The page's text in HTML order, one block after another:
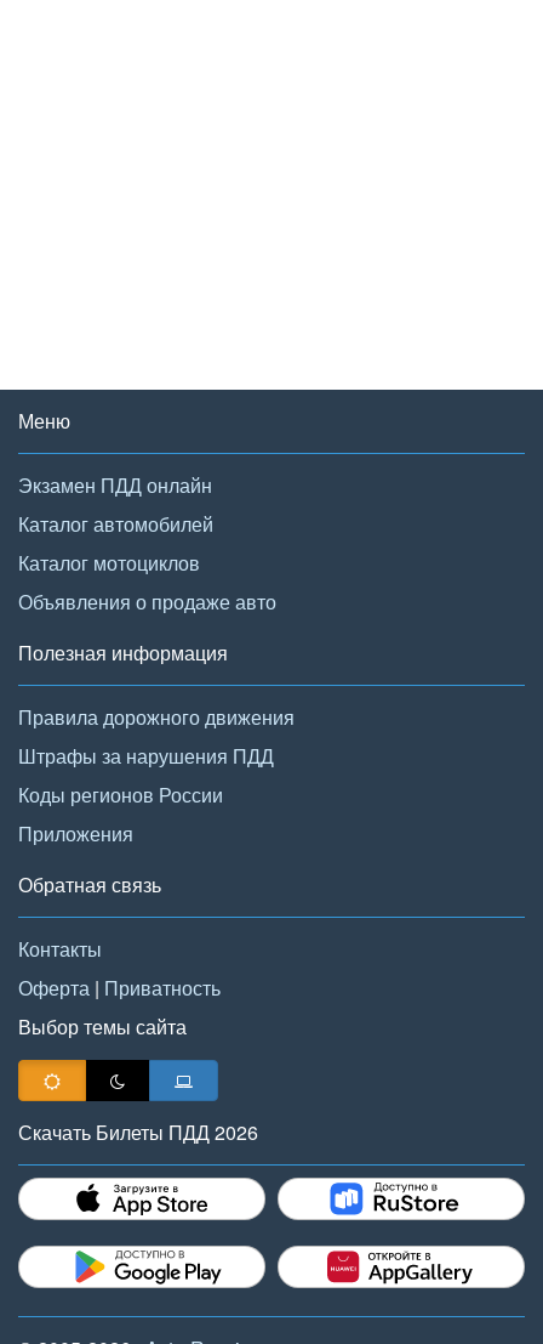
Меню
Экзамен ПДД онлайн
Каталог автомобилей
Каталог мотоциклов
Объявления о продаже авто
Полезная информация
Правила дорожного движения
Штрафы за нарушения ПДД
Коды регионов России
Приложения
Обратная связь
Контакты
Оферта | Приватность
Выбор темы сайта
Скачать Билеты ПДД 2026